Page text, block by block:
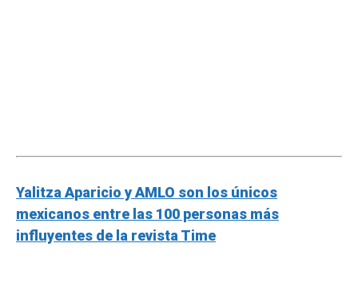
Yalitza Aparicio y AMLO son los únicos
mexicanos entre las 100 personas más
influyentes de la revista Time